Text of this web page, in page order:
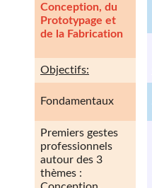
Conception, du
Prototypage et
de la Fabrication
Objectifs:
Fondamentaux
Premiers gestes
professionnels
autour des 3
thèmes :